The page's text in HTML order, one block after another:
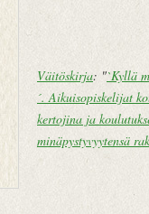
Väitöskirja: "`Kyllä
´. Aikuisopiskelijat
kertojina ja
minäpystyvyytensä